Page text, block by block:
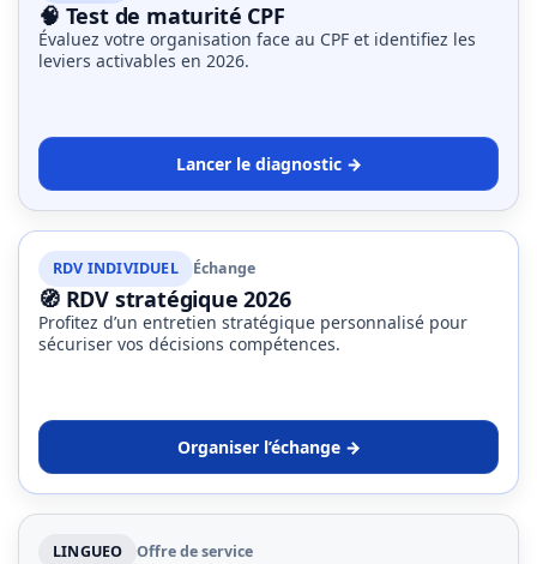
🧠 Test de maturité CPF
Évaluez votre organisation face au CPF et identifiez les
leviers activables en 2026.
Lancer le diagnostic →
RDV INDIVIDUEL Échange
🧭 RDV stratégique 2026
Profitez d’un entretien stratégique personnalisé pour
sécuriser vos décisions compétences.
Organiser l’échange →
LINGUEO Offre de service